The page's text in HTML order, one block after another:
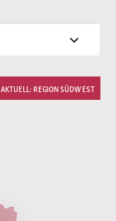
AKTUELL: REGION SÜDWEST